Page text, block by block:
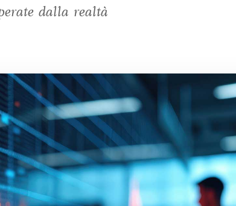
dalla realtà